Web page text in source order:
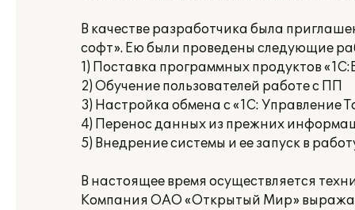
В качестве разработчика была
софт». Ею были проведены следующие
1) Поставка программных продуктов
2) Обучение пользователей работе с ПП
3) Настройка обмена с «1С: Управление
4) Перенос данных из прежних
5) Внедрение системы и ее запуск в
В настоящее время осуществляется
Компания ОАО «Открытый Мир»